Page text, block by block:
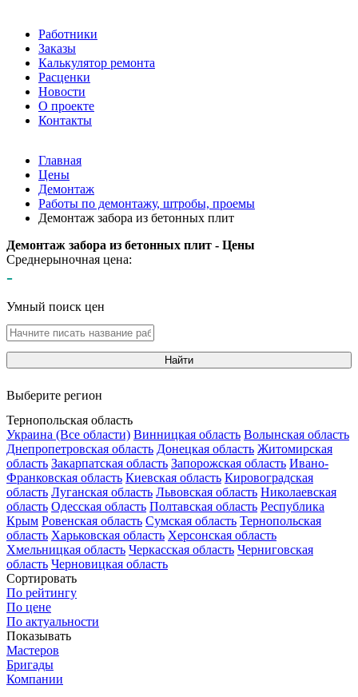
Работники
Заказы
Калькулятор ремонта
Расценки
Новости
О проекте
Контакты
Главная
Цены
Демонтаж
Работы по демонтажу, штробы, проемы
Демонтаж забора из бетонных плит
Демонтаж забора из бетонных плит - Цены
Среднерыночная цена:
-
Умный поиск цен
Найти
Выберите регион
Тернопольская область
Украина (Все области) Винницкая область Волынская область
Днепропетровская область Донецкая область Житомирская
область Закарпатская область Запорожская область Ивано-
Франковская область Киевская область Кировоградская
область Луганская область Львовская область Николаевская
область Одесская область Полтавская область Республика
Крым Ровенская область Сумская область Тернопольская
область Харьковская область Херсонская область
Хмельницкая область Черкасская область Черниговская
область Черновицкая область
Сортировать
По рейтингу
По цене
По актуальности
Показывать
Мастеров
Бригады
Компании